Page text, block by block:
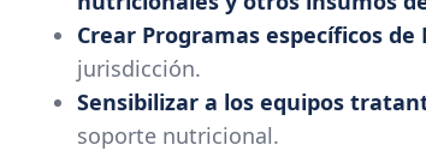
Crear Programas específicos
jurisdicción.
Sensibilizar a los equipos
soporte nutricional.